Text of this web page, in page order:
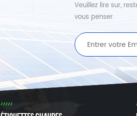
Veuillez lire sur,
vous penser.